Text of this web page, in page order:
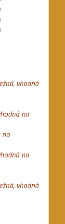
vhodná
na
na
na
vhodná